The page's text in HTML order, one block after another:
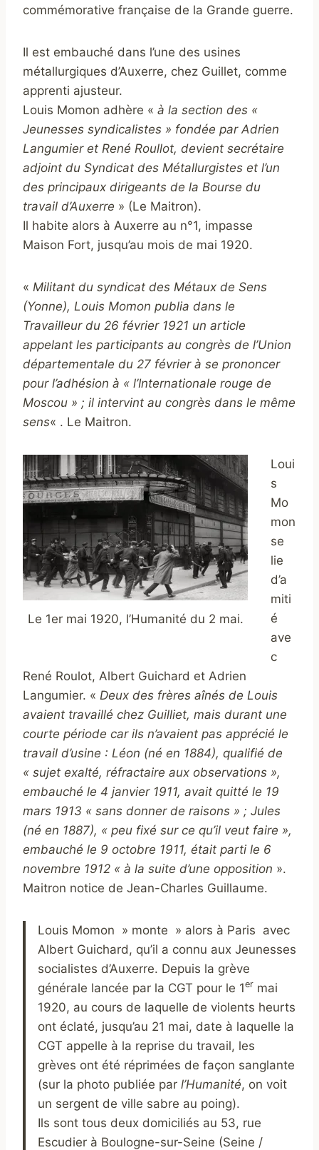
commémorative française de la Grande guerre.
Il est embauché dans l’une des usines
métallurgiques d’Auxerre, chez Guillet, comme
apprenti ajusteur.
Louis Momon adhère « à la section des «
Jeunesses syndicalistes » fondée par Adrien
Langumier et René Roullot, devient secrétaire
adjoint du Syndicat des Métallurgistes et l’un
des principaux dirigeants de la Bourse du
travail d’Auxerre » (Le Maitron).
Il habite alors à Auxerre au n°1, impasse
Maison Fort, jusqu’au mois de mai 1920.
« Militant du syndicat des Métaux de Sens
(Yonne), Louis Momon publia dans le
Travailleur du 26 février 1921 un article
appelant les participants au congrès de l’Union
départementale du 27 février à se prononcer
pour l’adhésion à « l’Internationale rouge de
Moscou » ; il intervint au congrès dans le même
sens« . Le Maitron.
Le 1er mai 1920, l’Humanité du 2 mai.
Loui
s
Mo
mon
se
lie
d’a
miti
é
ave
c
René Roulot, Albert Guichard et Adrien
Langumier. « Deux des frères aînés de Louis
avaient travaillé chez Guilliet, mais durant une
courte période car ils n’avaient pas apprécié le
travail d’usine : Léon (né en 1884), qualifié de
« sujet exalté, réfractaire aux observations »,
embauché le 4 janvier 1911, avait quitté le 19
mars 1913 « sans donner de raisons » ; Jules
(né en 1887), « peu fixé sur ce qu’il veut faire »,
embauché le 9 octobre 1911, était parti le 6
novembre 1912 « à la suite d’une opposition ».
Maitron notice de Jean-Charles Guillaume.
Louis Momon » monte » alors à Paris avec
Albert Guichard, qu’il a connu aux Jeunesses
socialistes d’Auxerre. Depuis la grève
générale lancée par la CGT pour le 1er mai
1920, au cours de laquelle de violents heurts
ont éclaté, jusqu’au 21 mai, date à laquelle la
CGT appelle à la reprise du travail, les
grèves ont été réprimées de façon sanglante
(sur la photo publiée par l’Humanité, on voit
un sergent de ville sabre au poing).
Ils sont tous deux domiciliés au 53, rue
Escudier à Boulogne-sur-Seine (Seine /